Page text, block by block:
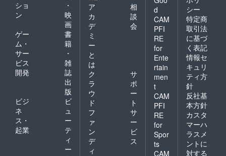
ショ
ン
・
映
画
ゲー
ム・
サー
ビス
開発
書
籍
・
雑
誌
出
版
ビジ
ネ
ス・
起業
ビ
ュ
ー
テ
ィ
ー
ア
カ
デ
ミ
ー
と
は
相
談
会
ク
ラ
ウ
ド
フ
ァ
ン
デ
ィ
サ
ポ
ー
ト
サ
ー
ビ
ス
d
CAM
PFI
RE
for
Ente
rtain
men
t
CAM
PFI
RE
for
Spor
ts
CAM
シー
特定商
取引法
に基づ
く表記
情報セ
キュリ
ティ方
針
反社基
本方針
カスタ
マーハ
ラスメ
ントに
対する